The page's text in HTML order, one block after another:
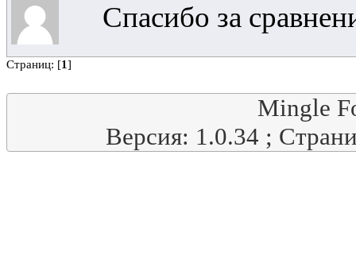
Спасибо за
Страниц: [1]
Mingle
Версия: 1.0.34 ;